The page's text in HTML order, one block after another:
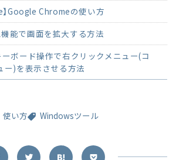
】Google Chromeの使い方
機能で画面を拡大する方法
ーボード操作で右クリックメニュー(コ
ー)を表示させる方法
使い方 Windowsツール